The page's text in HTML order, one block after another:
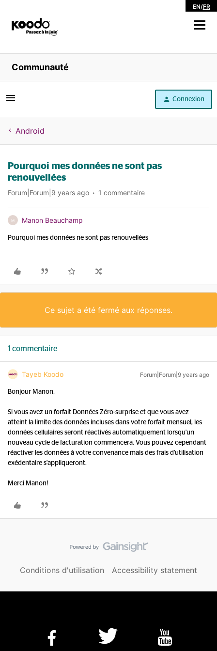
EN/FR
Magasiner
Libre service
Aide
Communauté
Connexion
Android
Pourquoi mes données ne sont pas
renouvellées
Forum|Forum|9 years ago 1 commentaire
M Manon Beauchamp
Pourquoi mes données ne sont pas renouvellées
Ce sujet a été fermé aux réponses.
1 commentaire
Tayeb Koodo Forum|Forum|9 years ago
Bonjour Manon,
Si vous avez un forfait Données Zéro-surprise et que vous avez
atteint la limite des données incluses dans votre forfait mensuel, les
données cellulaires seront réactivés automatiquement lorsqu'un
nouveau cycle de facturation commencera. Vous pouvez cependant
réactiver les données à votre convenance mais des frais d'utilisation
exédentaire s'appliqueront.
Merci Manon!
Conditions d'utilisation Accessibility statement